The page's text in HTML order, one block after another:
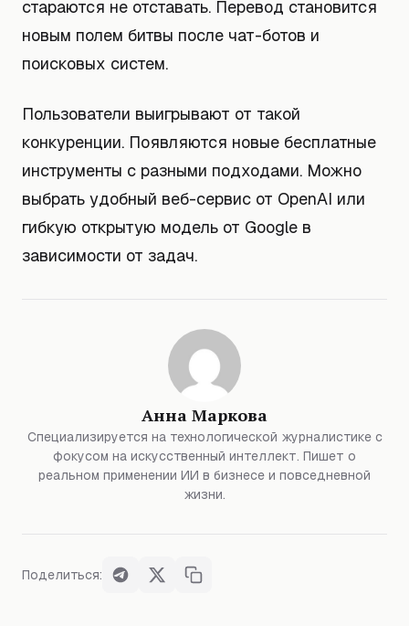
стараются не отставать. Перевод становится
новым полем битвы после чат-ботов и
поисковых систем.
Пользователи выигрывают от такой
конкуренции. Появляются новые бесплатные
инструменты с разными подходами. Можно
выбрать удобный веб-сервис от OpenAI или
гибкую открытую модель от Google в
зависимости от задач.
Анна Маркова
Специализируется на технологической журналистике с
фокусом на искусственный интеллект. Пишет о
реальном применении ИИ в бизнесе и повседневной
жизни.
Поделиться: